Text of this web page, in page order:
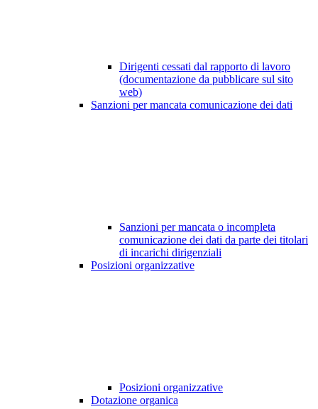
Dirigenti cessati dal rapporto di lavoro
(documentazione da pubblicare sul sito
web)
Sanzioni per mancata comunicazione dei dati
Sanzioni per mancata o incompleta
comunicazione dei dati da parte dei titolari
di incarichi dirigenziali
Posizioni organizzative
Posizioni organizzative
Dotazione organica